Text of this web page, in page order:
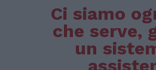
Ci siamo
che serve,
un